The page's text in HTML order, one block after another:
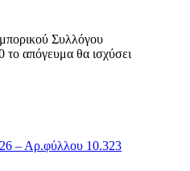
Συλλόγου
το απόγευμα θα ισχύσει
– Αρ.φύλλου 10.323